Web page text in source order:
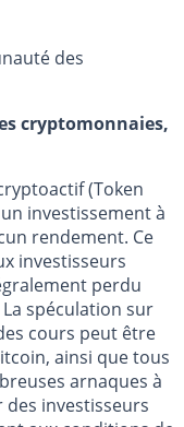
des
cryptomonnaies,
(Token
investissement à
rendement. Ce
investisseurs
perdu
spéculation sur
cours peut être
ainsi que tous
arnaques à
des investisseurs